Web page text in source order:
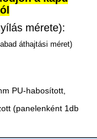
mérete):
áthajtási méret)
PU-habosított,
(panelenként 1db